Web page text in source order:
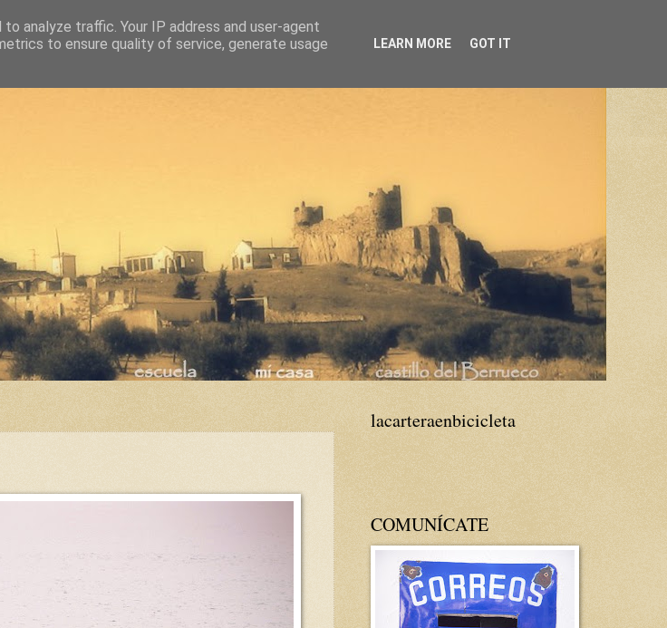
lacarteraenbicicleta
COMUNÍCATE
analyze traffic. Your IP address and user-agent
to ensure quality of service, generate usage
LEARN MORE GOT IT